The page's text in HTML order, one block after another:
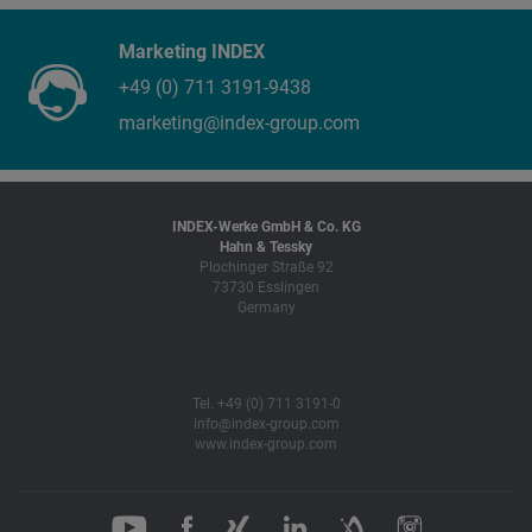
Marketing INDEX
+49 (0) 711 3191-9438
marketing@index-group.com
INDEX-Werke GmbH & Co. KG
Hahn & Tessky
Plochinger Straße 92
73730 Esslingen
Germany
Tel. +49 (0) 711 3191-0
info@index-group.com
www.index-group.com